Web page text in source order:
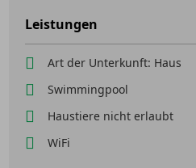
Leistungen
Art der Unterkunft: Haus
Swimmingpool
Haustiere nicht erlaubt
WiFi